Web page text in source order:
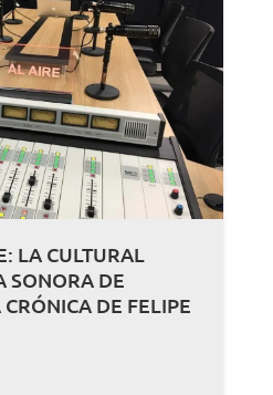
LA CULTURAL
SONORA DE
DE FELIPE